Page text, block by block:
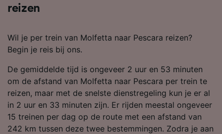
reizen
Wil je per trein van Molfetta naar Pescara reizen?
Begin je reis bij ons.
De gemiddelde tijd is ongeveer 2 uur en 53 minuten
om de afstand van Molfetta naar Pescara per trein te
reizen, maar met de snelste dienstregeling kun je er al
in 2 uur en 33 minuten zijn. Er rijden meestal ongeveer
15 treinen per dag op de route met een afstand van
242 km tussen deze twee bestemmingen. Zodra je aan